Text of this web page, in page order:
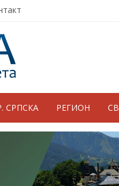
СРПСКА РЕГИОН